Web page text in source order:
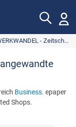
- Zeitschrift für angewandte Arbeitswissenschaft
Business. epaper
Shops.